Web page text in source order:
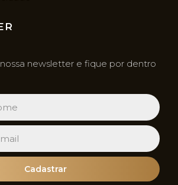
newsletter e fique por dentro
Cadastrar